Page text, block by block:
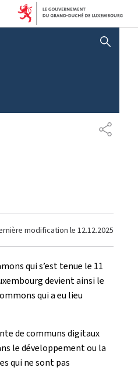
AFFICHER / MASQUER
modification le 12.12.2025
qui s’est tenue le 11
devient ainsi le
qui a eu lieu
de communs digitaux
le développement ou la
qui ne sont pas